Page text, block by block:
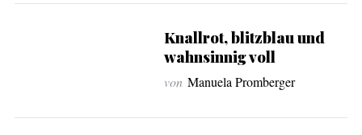
Knallrot, blitzblau und
wahnsinnig voll
von Manuela Promberger